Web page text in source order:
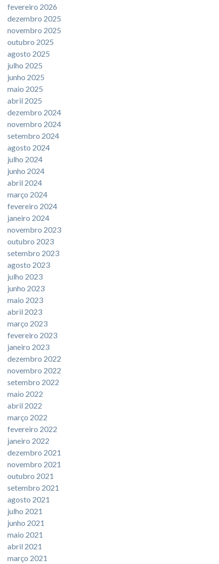
fevereiro 2026
dezembro 2025
novembro 2025
outubro 2025
agosto 2025
julho 2025
junho 2025
maio 2025
abril 2025
dezembro 2024
novembro 2024
setembro 2024
agosto 2024
julho 2024
junho 2024
abril 2024
março 2024
fevereiro 2024
janeiro 2024
novembro 2023
outubro 2023
setembro 2023
agosto 2023
julho 2023
junho 2023
maio 2023
abril 2023
março 2023
fevereiro 2023
janeiro 2023
dezembro 2022
novembro 2022
setembro 2022
maio 2022
abril 2022
março 2022
fevereiro 2022
janeiro 2022
dezembro 2021
novembro 2021
outubro 2021
setembro 2021
agosto 2021
julho 2021
junho 2021
maio 2021
abril 2021
março 2021